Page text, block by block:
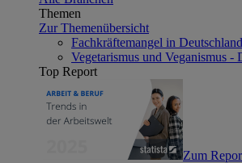
Themen
Zur Themenübersicht
Fachkräftemangel in
Vegetarismus und Veganismus -
Top Report
Zum